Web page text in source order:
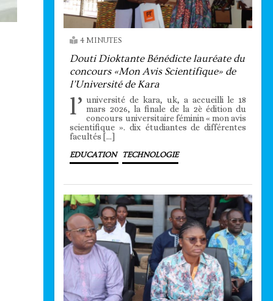
4 MINUTES
Douti Dioktante Bénédicte lauréate du
concours «Mon Avis Scientifique» de
l’Université de Kara
l’ université de kara, uk, a accueilli le 18
mars 2026, la finale de la 2è édition du
concours universitaire féminin « mon avis
scientifique ». dix étudiantes de différentes
facultés […]
EDUCATION TECHNOLOGIE